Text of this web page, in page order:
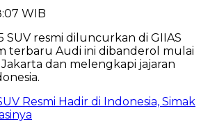
WIB
Resmi Hadir di Indonesia, Simak